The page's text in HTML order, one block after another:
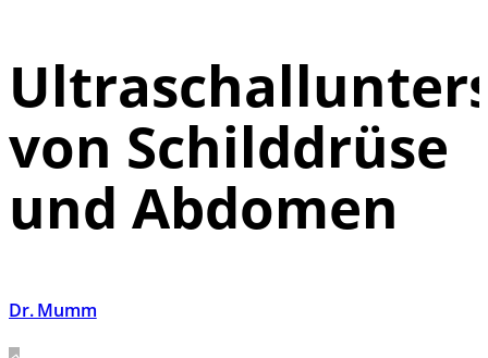
von Schilddrüse
und Abdomen
Dr. Mumm